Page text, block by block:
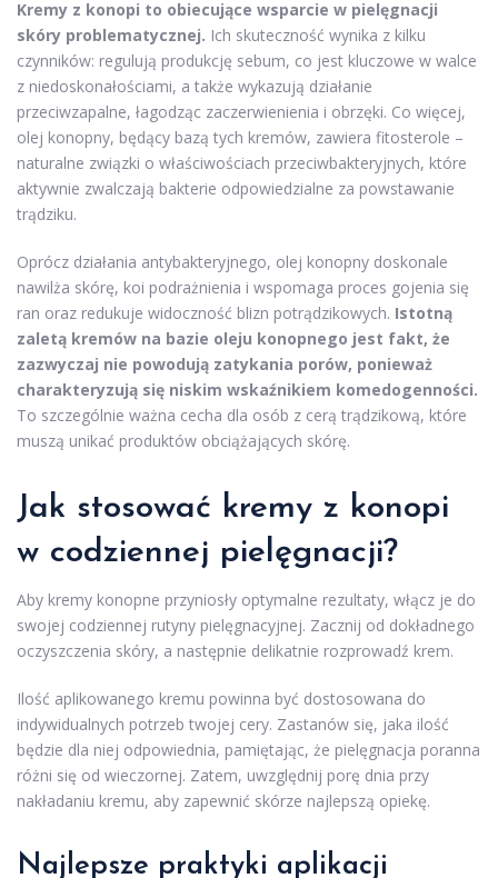
Kremy z konopi to obiecujące wsparcie w pielęgnacji
skóry problematycznej. Ich skuteczność wynika z kilku
czynników: regulują produkcję sebum, co jest kluczowe w walce
z niedoskonałościami, a także wykazują działanie
przeciwzapalne, łagodząc zaczerwienienia i obrzęki. Co więcej,
olej konopny, będący bazą tych kremów, zawiera fitosterole –
naturalne związki o właściwościach przeciwbakteryjnych, które
aktywnie zwalczają bakterie odpowiedzialne za powstawanie
trądziku.
Oprócz działania antybakteryjnego, olej konopny doskonale
nawilża skórę, koi podrażnienia i wspomaga proces gojenia się
ran oraz redukuje widoczność blizn potrądzikowych. Istotną
zaletą kremów na bazie oleju konopnego jest fakt, że
zazwyczaj nie powodują zatykania porów, ponieważ
charakteryzują się niskim wskaźnikiem komedogenności.
To szczególnie ważna cecha dla osób z cerą trądzikową, które
muszą unikać produktów obciążających skórę.
Jak stosować kremy z konopi
w codziennej pielęgnacji?
Aby kremy konopne przyniosły optymalne rezultaty, włącz je do
swojej codziennej rutyny pielęgnacyjnej. Zacznij od dokładnego
oczyszczenia skóry, a następnie delikatnie rozprowadź krem.
Ilość aplikowanego kremu powinna być dostosowana do
indywidualnych potrzeb twojej cery. Zastanów się, jaka ilość
będzie dla niej odpowiednia, pamiętając, że pielęgnacja poranna
różni się od wieczornej. Zatem, uwzględnij porę dnia przy
nakładaniu kremu, aby zapewnić skórze najlepszą opiekę.
Najlepsze praktyki aplikacji